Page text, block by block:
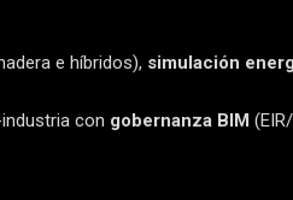
e híbridos), simulación
con gobernanza BIM